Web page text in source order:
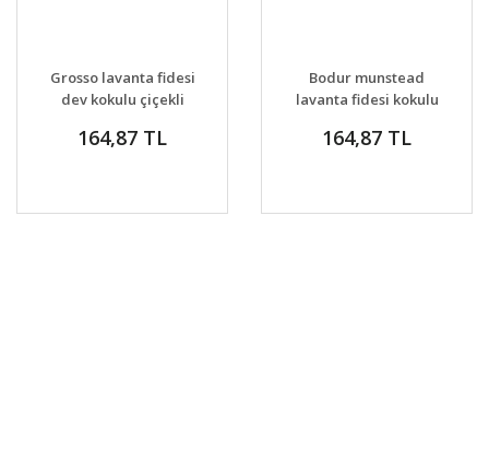
DETAYLAR
VER
Grosso lavanta fidesi
dev kokulu çiçekli
intermedia grosso
164,87 TL
DETAYLAR
VER
Bodur munstead
lavanta fidesi kokulu
angustifolia
164,87 TL